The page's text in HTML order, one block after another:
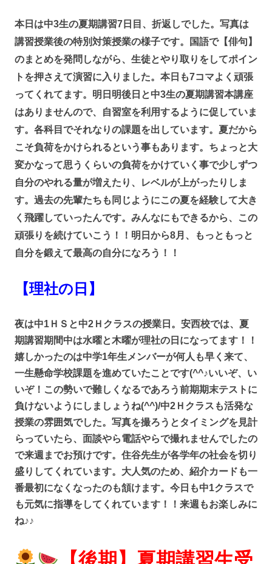
本日は中3生の夏期講習7日目、折返しでした。写真は
講習授業後の特別対策授業の様子です。国語で【俳句】
のまとめを発問しながら、生徒とやり取りをしてポイン
トを押さえて演習に入りました。本日も7コマよく頑張
ってくれてます。明日明後日と中3生の夏期講習本講座
はありませんので、自習室を利用するように促していま
す。各科目でそれなりの課題を出しています。夏だから
こそ負荷をかけられるという事もあります。ちょっと大
変かなって思うくらいの負荷をかけていく事で少しずつ
自分のやれる量が増えたり、レベルが上がったりしま
す。過去の先輩たちも同じようにこの夏を経験して大き
く飛躍していったんです。みんなにもできるから、この
頑張りを続けていこう！！明日から8月、もっともっと
自分を鍛えて最高の自分になろう！！
【理社の日】
夜は中1ＨＳと中2Ｈクラスの授業日。安西校では、夏
期講習期間中は水曜と木曜が理社の日になってます！！
嬉しかったのは中学1年生メンバーが何人も早く来て、
一生懸命学校課題を進めていたことです(^^♪いいぞ、い
いぞ！この勢いで難しくなるであろう前期期末テストに
負けないようにしましょうね(^^)/中2Ｈクラスも活発な
授業の雰囲気でした。写真を撮ろうとタイミングを見計
らっていたら、面談やら電話やらで撮れませんでしたの
で来週までお預けです。住谷先生が各学年の社会を切り
盛りしてくれています。大人気のため、紹介カードも一
番最初になくなったのも頷けます。今日も中1クラスで
も元気に指導をしてくれています！！来週もお楽しみに
ね♪♪